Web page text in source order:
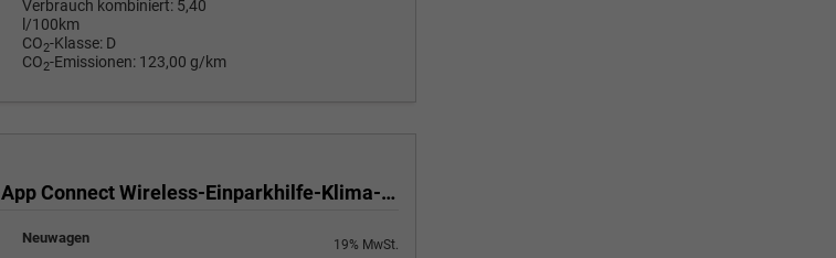
Verbrauch kombiniert: 5,40
l/100km
CO2-Klasse: D
CO2-Emissionen: 123,00 g/km
Yes 1.0 80 PS Sitzheizung-App Connect Wireless-Einparkhilfe-Klima-Sofort
Neuwagen
19% MwSt.